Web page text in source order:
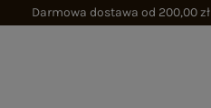
Darmowa dostawa od 200,00 zł